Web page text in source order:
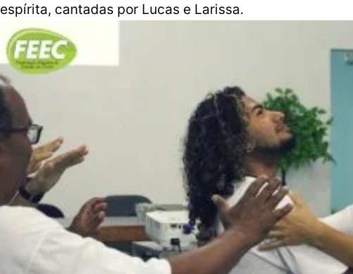
espírita, cantadas por Lucas e Larissa.